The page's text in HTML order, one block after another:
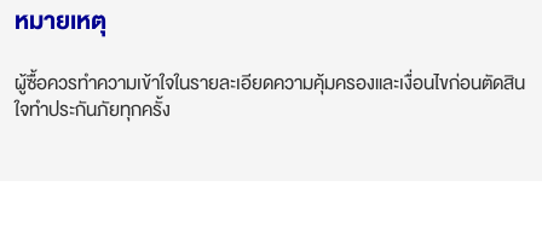
หมายเหตุ
ผู้ซื้อควรทำความเข้าใจในรายละเอียดความคุ้มครองและเงื่อนไขก่อนตัดสิน
ใจทำประกันภัยทุกครั้ง